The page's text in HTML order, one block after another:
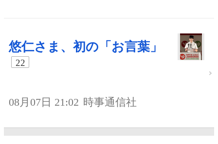
悠仁さま、初の「お言葉」
22
08月07日 21:02 時事通信社